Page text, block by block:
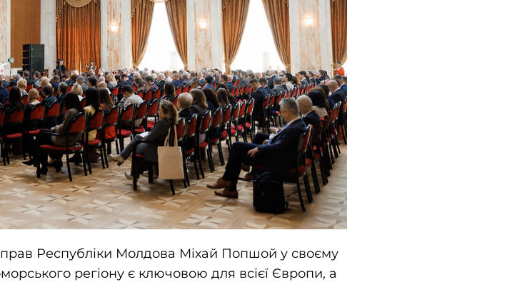
Республіки Молдова Міхай Попшой у своєму
регіону є ключовою для всієї Європи, а